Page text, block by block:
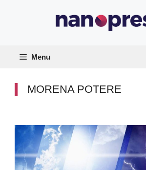
Menu
MORENA POTERE